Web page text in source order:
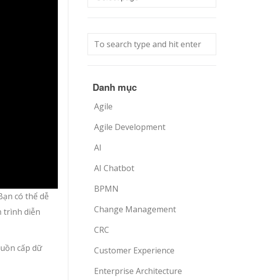
có thể dễ
trình diễn
cấp dữ
Danh mục
Agile
Agile Development
AI
AI Chatbot
BPMN
Change Management
CRC
Customer Experience
Enterprise Architecture